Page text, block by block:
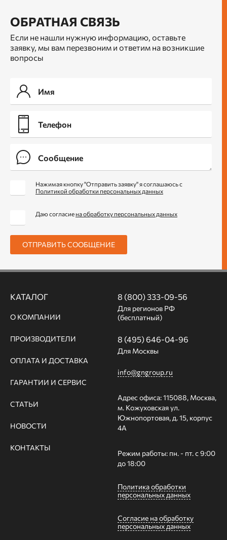
ОБРАТНАЯ СВЯЗЬ
Если не нашли нужную информацию, оставьте
заявку, мы вам перезвоним и ответим на возникшие
вопросы
Нажимая кнопку "Отправить заявку" я соглашаюсь с
Политикой обработки персональных данных
Даю согласие на обработку персональных данных
ОТПРАВИТЬ СООБЩЕНИЕ
КАТАЛОГ
О КОМПАНИИ
ПРОИЗВОДИТЕЛИ
ОПЛАТА И ДОСТАВКА
ГАРАНТИИ И СЕРВИС
СТАТЬИ
НОВОСТИ
КОНТАКТЫ
8 (800) 333-09-56
Для регионов РФ
(бесплатный)
8 (495) 646-04-96
Для Москвы
info@gngroup.ru
Адрес офиса: 115088, Москва,
м. Кожуховская ул.
Южнопортовая, д. 15, корпус
4А
Режим работы: пн. - пт. с 9:00
до 18:00
Политика обработки
персональных данных
Согласие на обработку
персональных данных